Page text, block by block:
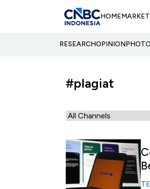
HOMEMARKET
RESEARCHOPINIONPHOTO
#plagiat